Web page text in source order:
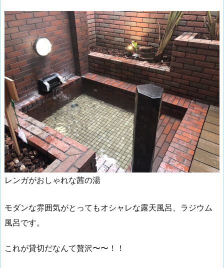
レンガがおしゃれな茜の湯
モダンな雰囲気がとってもオシャレな露天風呂、ラジウム
風呂です。
これが貸切だなんて贅沢〜〜！！